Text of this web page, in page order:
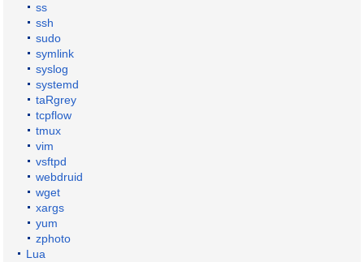
ss
ssh
sudo
symlink
syslog
systemd
taRgrey
tcpflow
tmux
vim
vsftpd
webdruid
wget
xargs
yum
zphoto
Lua